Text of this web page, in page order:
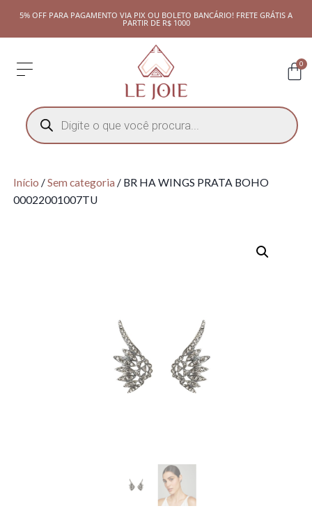
5% OFF PARA PAGAMENTO VIA PIX OU BOLETO BANCÁRIO! FRETE GRÁTIS A
PARTIR DE R$ 1000
0
Início /Sem categoria / BR HA WINGS PRATA BOHO
00022001007TU